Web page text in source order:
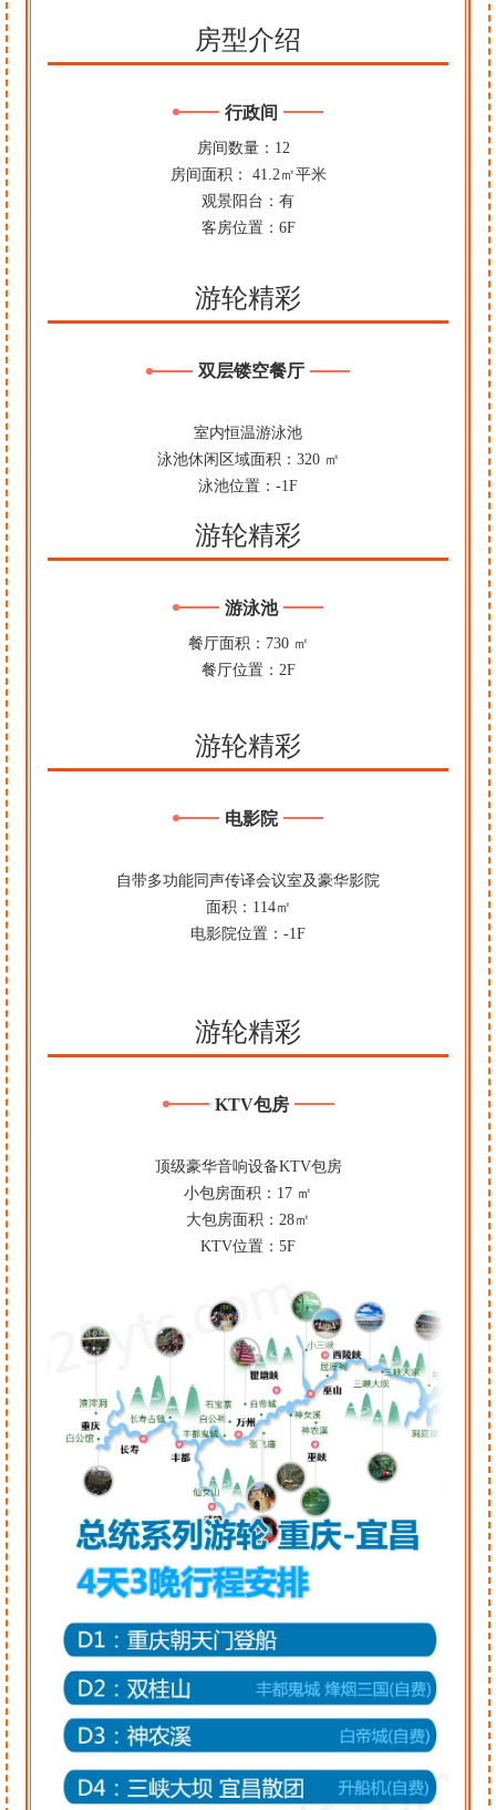
房型介绍
行政间
房间数量：12
房间面积： 41.2㎡平米
观景阳台：有
客房位置：6F
游轮精彩
双层镂空餐厅
室内恒温游泳池
泳池休闲区域面积：320 ㎡
泳池位置：-1F
游轮精彩
游泳池
餐厅面积：730 ㎡
餐厅位置：2F
游轮精彩
电影院
自带多功能同声传译会议室及豪华影院
面积：114㎡
电影院位置：-1F
游轮精彩
KTV包房
顶级豪华音响设备KTV包房
小包房面积：17 ㎡
大包房面积：28㎡
KTV位置：5F